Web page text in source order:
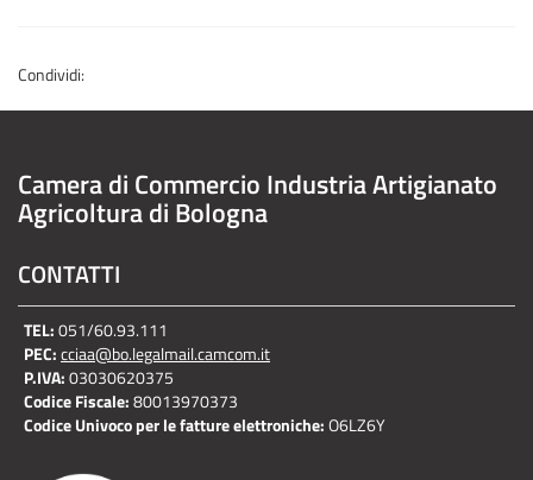
Condividi:
Camera di Commercio Industria Artigianato
Agricoltura di Bologna
CONTATTI
TEL:051/60.93.111
PEC:cciaa@bo.legalmail.camcom.it
P.IVA:03030620375
Codice Fiscale:80013970373
Codice Univoco per le fatture elettroniche:O6LZ6Y